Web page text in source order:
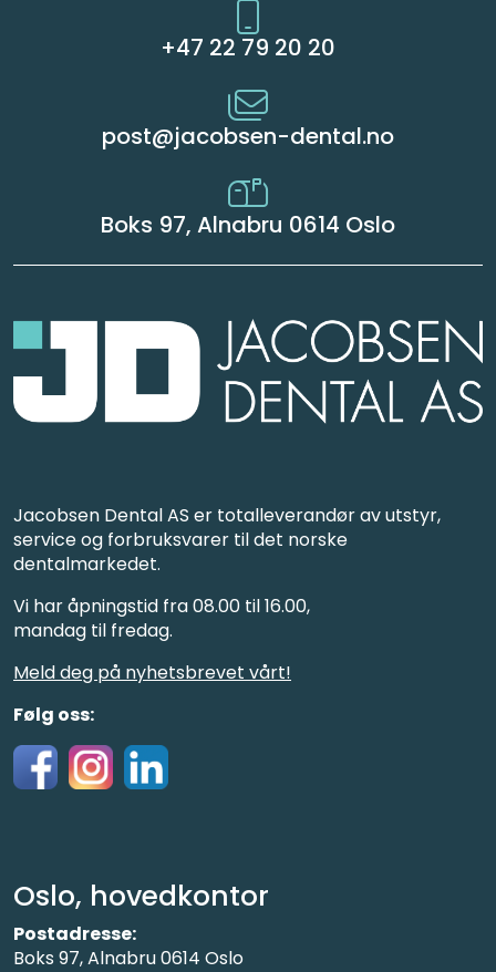
+47 22 79 20 20
post@jacobsen-dental.no
Boks 97, Alnabru 0614 Oslo
Jacobsen Dental AS er totalleverandør av utstyr,
service og forbruksvarer til det norske
dentalmarkedet.
Vi har åpningstid fra 08.00 til 16.00,
mandag til fredag.
Meld deg på nyhetsbrevet vårt!
Følg oss:
Oslo, hovedkontor
Postadresse:
Boks 97, Alnabru 0614 Oslo